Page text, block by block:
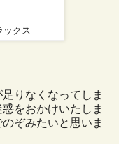
ックス
りなくなってしま
をおかけいたしま
ぞみたいと思いま